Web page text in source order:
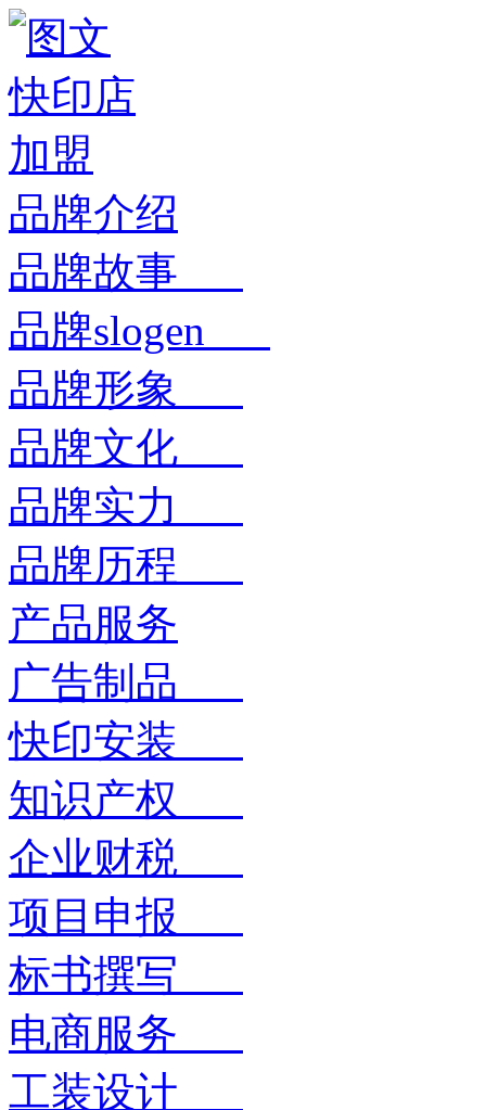
品牌介绍
品牌故事
品牌slogen
品牌形象
品牌文化
品牌实力
品牌历程
产品服务
广告制品
快印安装
知识产权
企业财税
项目申报
标书撰写
电商服务
工装设计